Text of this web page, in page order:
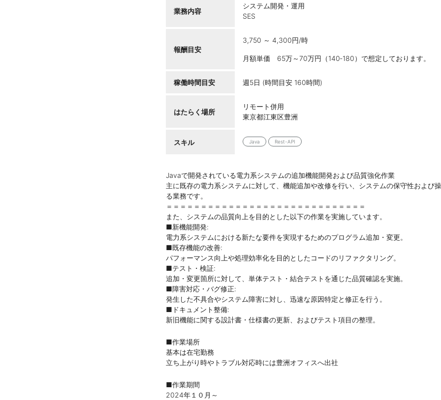
業務内容
システム開発・運用
SES
報酬目安
3,750 ～ 4,300円/時
月額単価 65万～70万円（140‐180）で想定しております。
稼働時間目安 週5日 (時間目安 160時間)
はたらく場所
リモート併用
東京都江東区豊洲
スキル Java Rest-API
Javaで開発されている電力系システムの追加機能開発および品質強化作業
主に既存の電力系システムに対して、機能追加や改修を行い、システムの保守性および
る業務です。
＝＝＝＝＝＝＝＝＝＝＝＝＝＝＝＝＝＝＝＝＝＝＝＝＝＝＝＝＝
また、システムの品質向上を目的とした以下の作業を実施しています。
■新機能開発:
電力系システムにおける新たな要件を実現するためのプログラム追加・変更。
■既存機能の改善:
パフォーマンス向上や処理効率化を目的としたコードのリファクタリング。
■テスト・検証:
追加・変更箇所に対して、単体テスト・結合テストを通じた品質確認を実施。
■障害対応・バグ修正:
発生した不具合やシステム障害に対し、迅速な原因特定と修正を行う。
■ドキュメント整備:
新旧機能に関する設計書・仕様書の更新、およびテスト項目の整理。
■作業場所
基本は在宅勤務
立ち上がり時やトラブル対応時には豊洲オフィスへ出社
■作業期間
2024年１０月～